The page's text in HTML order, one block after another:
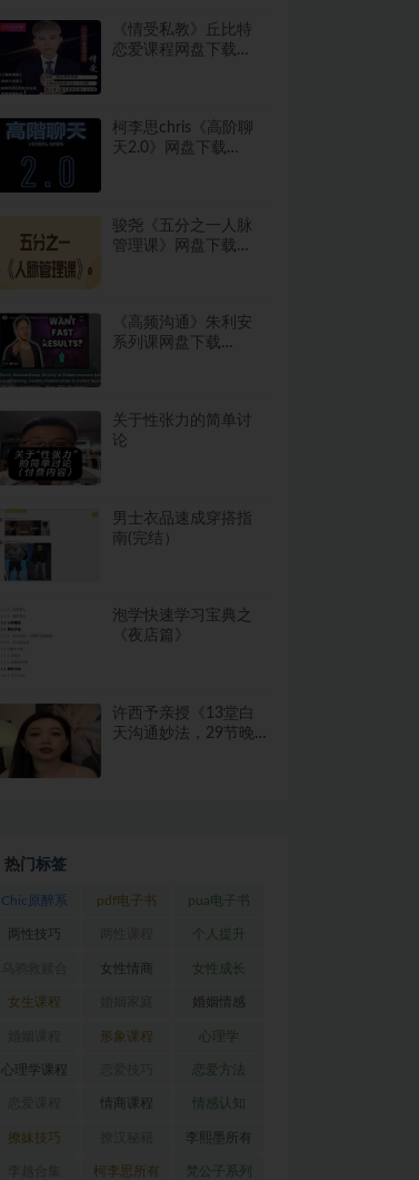
《情受私教》丘比特
恋爱课程网盘下载
柯李思chris《高阶聊
天2.0》网盘下载
骏尧《五分之一人脉
管理课》网盘下载
《高频沟通》朱利安
系列课网盘下载
关于性张力的简单讨
论
男士衣品速成穿搭指
南(完结）
泡学快速学习宝典之
《夜店篇》
许西予亲授《13堂白
天沟通妙法，29节晚
热门标签
Chic原醉系
列(47)
pdf电子书 pua电子书
(317)
两性技巧
(194)
个人提升
(27)
集(42)
女性情商 女性成长
(39)
女生课程
(56)
婚姻情感
(30)
(54)
形象课程 心理学
(128)
心理学课程
(92)
恋爱方法
(88)
(54)
情商课程 情感认知
(22)
撩妹技巧
(31)
李熙墨所有
课程(24)
柯李思所有 梵公子系列